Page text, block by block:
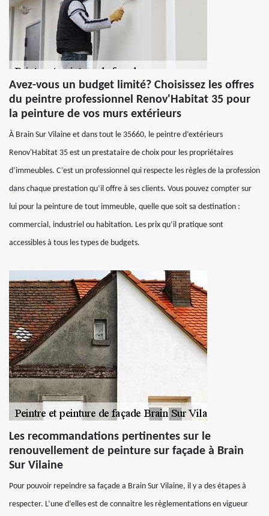
Avez-vous un budget limité? Choisissez les offres
du peintre professionnel Renov'Habitat 35 pour
la peinture de vos murs extérieurs
À Brain Sur Vilaine et dans tout le 35660, le peintre d’extérieurs
Renov'Habitat 35 est un prestataire de choix pour les propriétaires
d’immeubles. C’est un professionnel qui respecte les règles de la profession
dans chaque prestation qu’il offre à ses clients. Vous pouvez compter sur
lui pour la peinture de tout immeuble, quelle que soit sa destination :
commercial, industriel ou habitation. Les prix qu’il pratique sont
accessibles à tous les types de budgets.
Les recommandations pertinentes sur le
renouvellement de peinture sur façade à Brain
Sur Vilaine
Pour pouvoir repeindre sa façade a Brain Sur Vilaine, il y a des étapes à
respecter. L’une d’elles est de connaitre les règlementations en vigueur